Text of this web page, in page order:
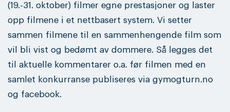
(19.-31. oktober) filmer egne prestasjoner og laster
opp filmene i et nettbasert system. Vi setter
sammen filmene til en sammenhengende film som
vil bli vist og bedømt av dommere. Så legges det
til aktuelle kommentarer o.a. før filmen med en
samlet konkurranse publiseres via gymogturn.no
og facebook.